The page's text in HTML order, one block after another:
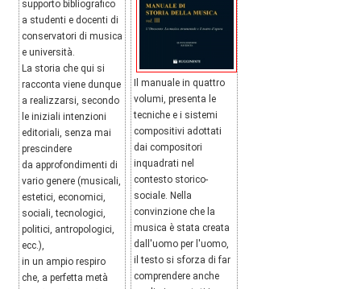
supporto bibliografico
a studenti e docenti di
conservatori di musica
e università.
La storia che qui si
racconta viene dunque
a realizzarsi, secondo
le iniziali intenzioni
editoriali, senza mai
prescindere
da approfondimenti di
vario genere (musicali,
estetici, economici,
sociali, tecnologici,
politici, antropologici,
ecc.),
in un ampio respiro
che, a perfetta metà
Il manuale in quattro
volumi, presenta le
tecniche e i sistemi
compositivi adottati
dai compositori
inquadrati nel
contesto storico-
sociale. Nella
convinzione che la
musica è stata creata
dall'uomo per l'uomo,
il testo si sforza di far
comprendere anche